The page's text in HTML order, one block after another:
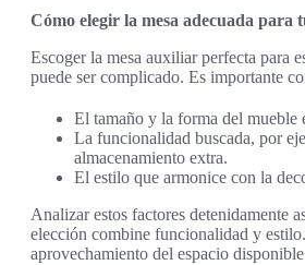
Cómo elegir la mesa adecuada para
Escoger la mesa auxiliar perfecta para
puede ser complicado. Es importante
El tamaño y la forma del mueble
La funcionalidad buscada, por
almacenamiento extra.
El estilo que armonice con la
Analizar estos factores detenidamente
elección combine funcionalidad y
aprovechamiento del espacio